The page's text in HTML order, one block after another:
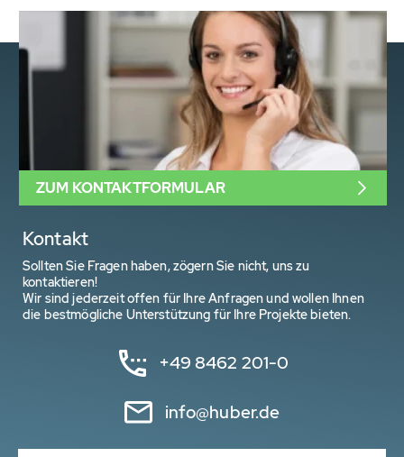
Kontakt
Sollten Sie Fragen haben, zögern Sie nicht, uns zu
kontaktieren!
Wir sind jederzeit offen für Ihre Anfragen und wollen Ihnen
die bestmögliche Unterstützung für Ihre Projekte bieten.
+49 8462 201-0
info@huber.de
ZUM KONTAKTFORMULAR